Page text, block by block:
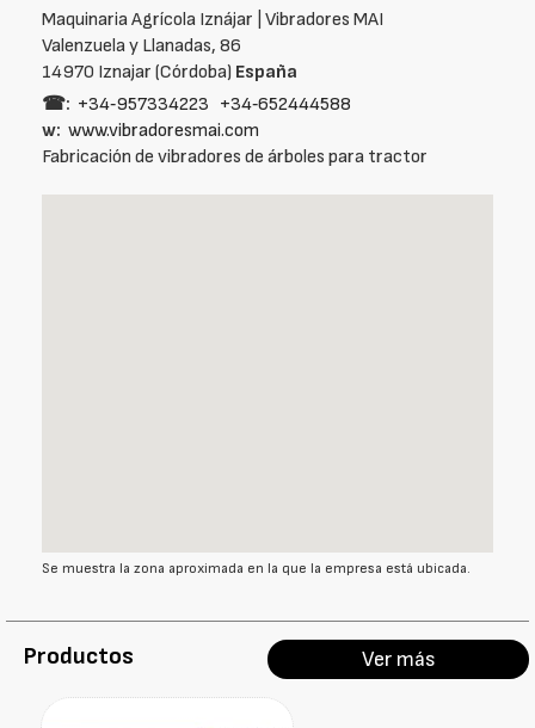
Maquinaria Agrícola Iznájar | Vibradores MAI
Valenzuela y Llanadas, 86
14970 Iznajar (Córdoba) España
☎: +34‑957334223 +34‑652444588
w: www.vibradoresmai.com
Fabricación de vibradores de árboles para tractor
Se muestra la zona aproximada en la que la empresa está ubicada.
Productos Ver más